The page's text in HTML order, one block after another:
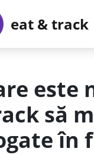
eat & track
este
să
în